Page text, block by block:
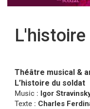
Théâtre musical &
L’histoire du soldat
Music : Igor
Texte : Charles